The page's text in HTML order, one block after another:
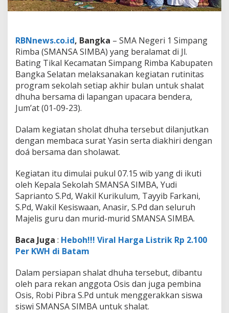
e
g
t
a
n
S
h
o
l
a
h
u
h
e
r
s
a
m
a
RBNnews.co.id, Bangka – SMA Negeri 1 Simpang
Rimba (SMANSA SIMBA) yang beralamat di Jl.
Bating Tikal Kecamatan Simpang Rimba Kabupaten
Bangka Selatan melaksanakan kegiatan rutinitas
program sekolah setiap akhir bulan untuk shalat
dhuha bersama di lapangan upacara bendera,
Jum’at (01-09-23).
Dalam kegiatan sholat dhuha tersebut dilanjutkan
dengan membaca surat Yasin serta diakhiri dengan
doá bersama dan sholawat.
Kegiatan itu dimulai pukul 07.15 wib yang di ikuti
oleh Kepala Sekolah SMANSA SIMBA, Yudi
Saprianto S.Pd, Wakil Kurikulum, Tayyib Farkani,
S.Pd, Wakil Kesiswaan, Anasir, S.Pd dan seluruh
Majelis guru dan murid-murid SMANSA SIMBA.
Baca Juga : Heboh!!! Viral Harga Listrik Rp 2.100
Per KWH di Batam
Dalam persiapan shalat dhuha tersebut, dibantu
oleh para rekan anggota Osis dan juga pembina
Osis, Robi Pibra S.Pd untuk menggerakkan siswa
siswi SMANSA SIMBA untuk shalat.